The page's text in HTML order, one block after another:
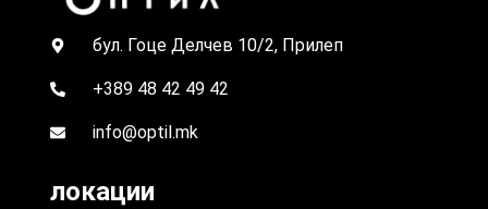
бул. Гоце Делчев 10/2, Прилеп
+389 48 42 49 42
info@optil.mk
локации